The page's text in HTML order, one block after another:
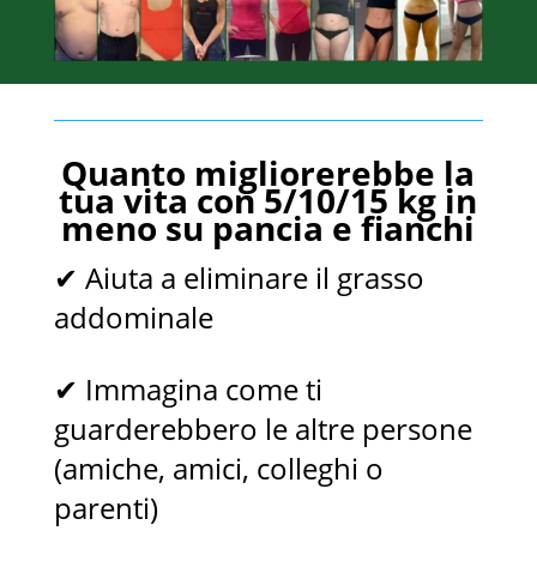
Quanto migliorerebbe la
tua vita con 5/10/15 kg in
meno su pancia e fianchi
✔ Aiuta a eliminare il grasso
addominale
✔ Immagina come ti
guarderebbero le altre persone
(amiche, amici, colleghi o
parenti)